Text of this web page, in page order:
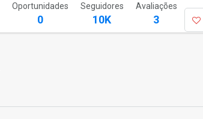
Oportunidades
0
Seguidores
10K
Avaliações
3